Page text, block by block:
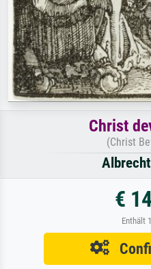
Christ
(Christ
€
Enthält